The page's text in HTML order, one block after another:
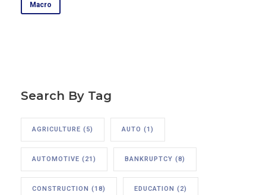
Macro
Search By Tag
AGRICULTURE (5) AUTO (1)
AUTOMOTIVE (21) BANKRUPTCY (8)
CONSTRUCTION (18) EDUCATION (2)